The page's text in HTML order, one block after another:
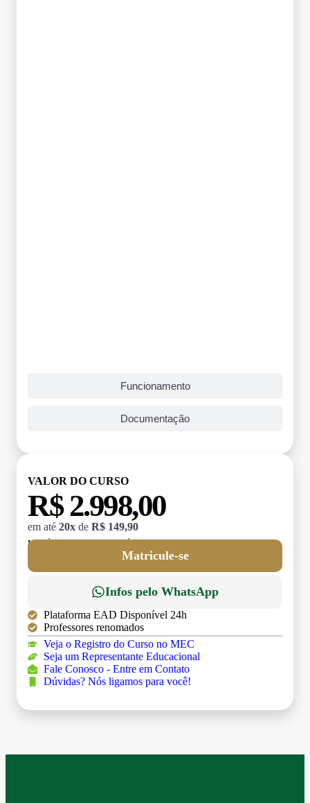
Funcionamento
Documentação
VALOR DO CURSO
R$ 2.998,00
em até 20x de R$ 149,90
MATRÍCULA:
Matricule-se
Infos pelo WhatsApp
Plataforma EAD Disponível 24h
Professores renomados
Veja o Registro do Curso no MEC
Seja um Representante Educacional
Fale Conosco - Entre em Contato
Dúvidas? Nós ligamos para você!